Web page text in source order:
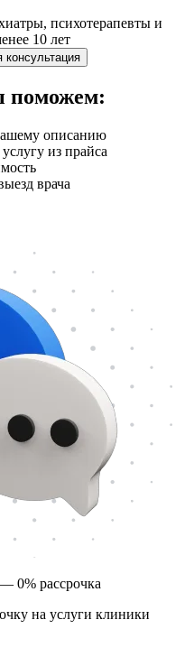
психотерапевты и
10 лет
консультация
поможем:
описанию
из прайса
врача
0% рассрочка
на услуги клиники